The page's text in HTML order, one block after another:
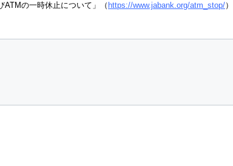
ATMの一時休止について」（ https://www.jabank.org/atm_stop/）